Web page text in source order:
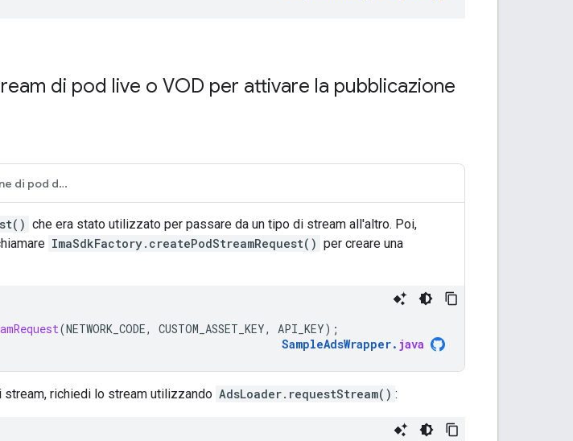
di pod live o VOD per attivare la pubblicazione
Pubblicazione di pod di stream VOD
che era stato utilizzato per passare da un tipo di stream all'altro. Poi,
ImaSdkFactory.createPodStreamRequest() per creare una
(NETWORK_CODE, CUSTOM_ASSET_KEY, API_KEY);
SampleAdsWrapper. java
stream, richiedi lo stream utilizzando AdsLoader.requestStream() :